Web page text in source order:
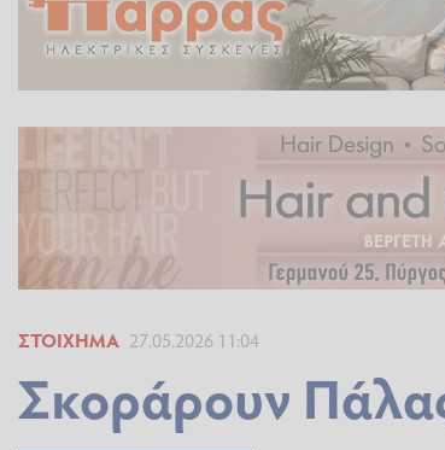
ΣΤΟΊΧΗΜΑ 27.05.2026 11:04
Σκοράρουν